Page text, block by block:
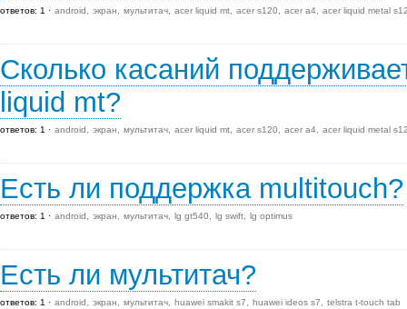
ответов: 1 android экран мультитач acer liquid mt acer s120 acer a4 acer liquid metal
Сколько касаний
liquid mt?
ответов: 1 android экран мультитач acer liquid mt acer s120 acer a4 acer liquid metal
Есть ли поддержка multitouch?
ответов: 1 android экран мультитач lg gt540 lg swift lg optimus
Есть ли мультитач?
ответов: 1 android экран мультитач huawei smakit s7 huawei ideos s7 telstra t-touch tab